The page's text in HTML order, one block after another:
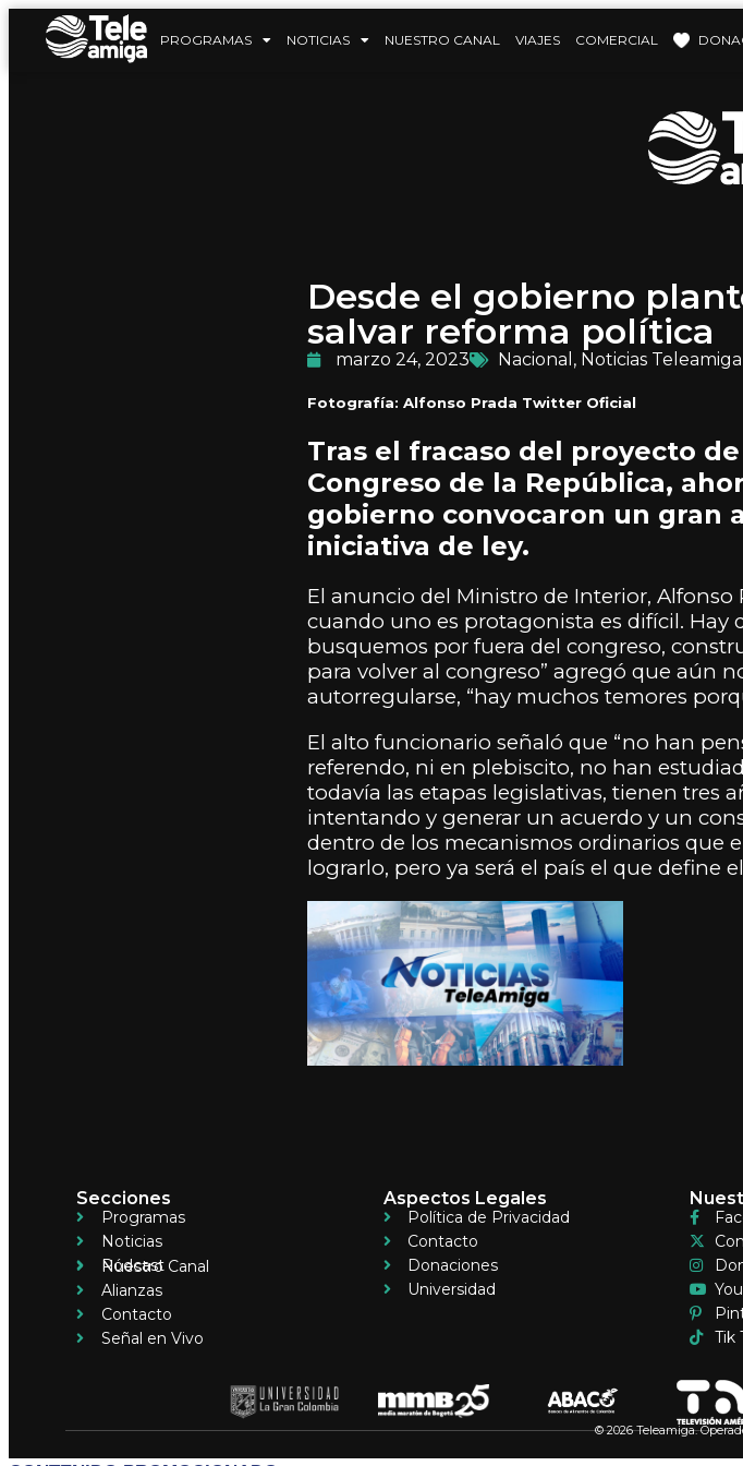
PROGRAMAS NOTICIAS NUESTRO CANAL VIAJES COMERCIAL
Desde el gobierno
salvar reforma política
marzo 24, 2023 Nacional , Noticias Teleamiga
Fotografía: Alfonso Prada Twitter Oficial
Tras el fracaso del proyecto
Congreso de la República,
gobierno convocaron un gran
iniciativa de ley.
El anuncio del Ministro de Interior, Alfonso
cuando uno es protagonista es difícil. Hay
busquemos por fuera del congreso,
para volver al congreso” agregó que aún
autorregularse, “hay muchos temores
El alto funcionario señaló que “no han
referendo, ni en plebiscito, no han
todavía las etapas legislativas, tienen tres
intentando y generar un acuerdo y un
dentro de los mecanismos ordinarios que
lograrlo, pero ya será el país el que define
Secciones
Programas
Noticias
Pódcast
Nuestro Canal
Alianzas
Contacto
Señal en Vivo
Aspectos Legales
Política de Privacidad
Contacto
Donaciones
Universidad
Tik
© 2026 Teleamiga.